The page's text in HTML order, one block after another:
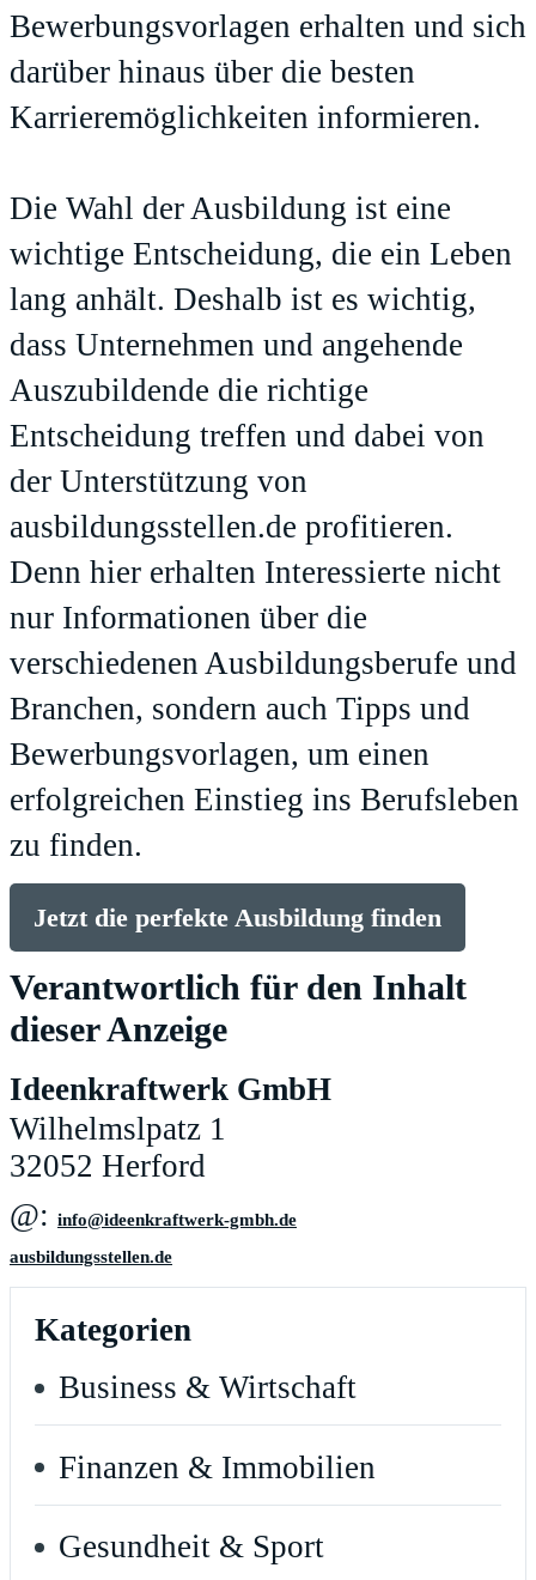
Bewerbungsvorlagen erhalten und sich
darüber hinaus über die besten
Karrieremöglichkeiten informieren.
Die Wahl der Ausbildung ist eine
wichtige Entscheidung, die ein Leben
lang anhält. Deshalb ist es wichtig,
dass Unternehmen und angehende
Auszubildende die richtige
Entscheidung treffen und dabei von
der Unterstützung von
ausbildungsstellen.de profitieren.
Denn hier erhalten Interessierte nicht
nur Informationen über die
verschiedenen Ausbildungsberufe und
Branchen, sondern auch Tipps und
Bewerbungsvorlagen, um einen
erfolgreichen Einstieg ins Berufsleben
zu finden.
Jetzt die perfekte Ausbildung finden
Verantwortlich für den Inhalt
dieser Anzeige
Ideenkraftwerk GmbH
Wilhelmslpatz 1
32052 Herford
@: ed.hbmg-krewtfarkneedi@ofni
ausbildungsstellen.de
Kategorien
Business & Wirtschaft
Finanzen & Immobilien
Gesundheit & Sport